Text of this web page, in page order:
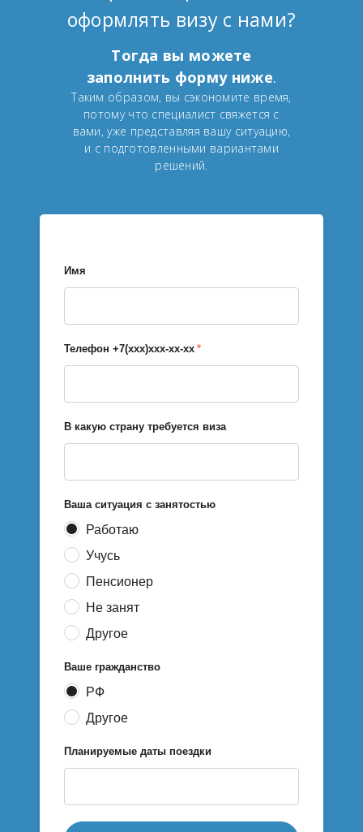
оформлять визу с нами?
Тогда вы можете
заполнить форму ниже.
Таким образом, вы сэкономите время,
потому что специалист свяжется с
вами, уже представляя вашу ситуацию,
и с подготовленными вариантами
решений.
Имя
Телефон +7(xxx)xxx-xx-xx *
В какую страну требуется виза
Ваша ситуация с занятостью
Работаю
Учусь
Пенсионер
Не занят
Другое
Ваше гражданство
РФ
Другое
Планируемые даты поездки